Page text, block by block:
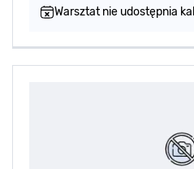
Warsztat nie udostępnia